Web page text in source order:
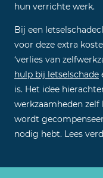
hun verrichte werk.
Bij een
voor deze extra
‘verlies van
hulp bij letselschade
is. Het idee
werkzaamheden
wordt
nodig hebt. Lees